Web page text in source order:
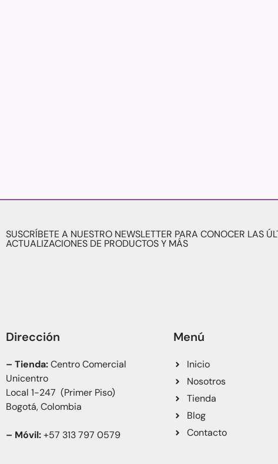
SUSCRÍBETE A NUESTRO NEWSLETTER PARA CONOCER LAS
ACTUALIZACIONES DE PRODUCTOS Y MÁS
Dirección
– Tienda:Centro Comercial
Unicentro
Local 1-247 (Primer Piso)
Bogotá, Colombia
– Móvil:+57 313 797 0579
Menú
Inicio
Nosotros
Tienda
Blog
Contacto